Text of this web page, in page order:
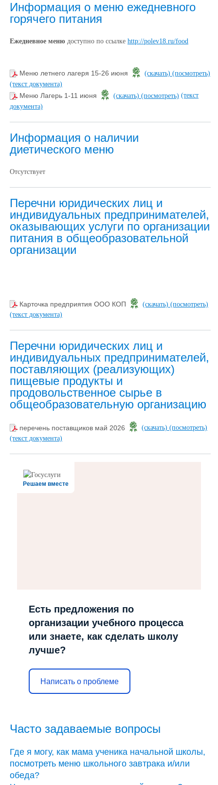
Информация о меню ежедневного
горячего питания
Ежедневное меню доступно по ссылке http://polev18.ru/food
Меню летнего лагеря 15-26 июня (скачать) (посмотреть)
(текст документа)
Меню Лагерь 1-11 июня (скачать) (посмотреть) (текст
документа)
Информация о наличии
диетического меню
Отсутствует
Перечни юридических лиц и
индивидуальных предпринимателей,
оказывающих услуги по организации
питания в общеобразовательной
организации
Карточка предприятия ООО КОП (скачать) (посмотреть)
(текст документа)
Перечни юридических лиц и
индивидуальных предпринимателей,
поставляющих (реализующих)
пищевые продукты и
продовольственное сырье в
общеобразовательную организацию
перечень поставщиков май 2026 (скачать) (посмотреть)
(текст документа)
Решаем вместе
Есть предложения по
организации учебного процесса
или знаете, как сделать школу
лучше?
Написать о проблеме
Часто задаваемые вопросы
Где я могу, как мама ученика начальной школы,
посмотреть меню школьного завтрака и/или
обеда?